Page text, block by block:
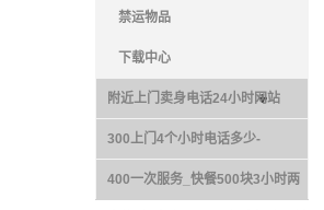
禁运物品
下载中心
附近上门卖身电话24小时网站
300上门4个小时电话多少-
400一次服务_快餐500块3小时两